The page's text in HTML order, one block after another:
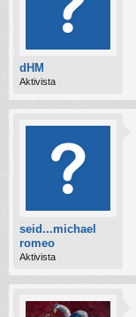
dHM
Aktivista
seid...michael
romeo
Aktivista